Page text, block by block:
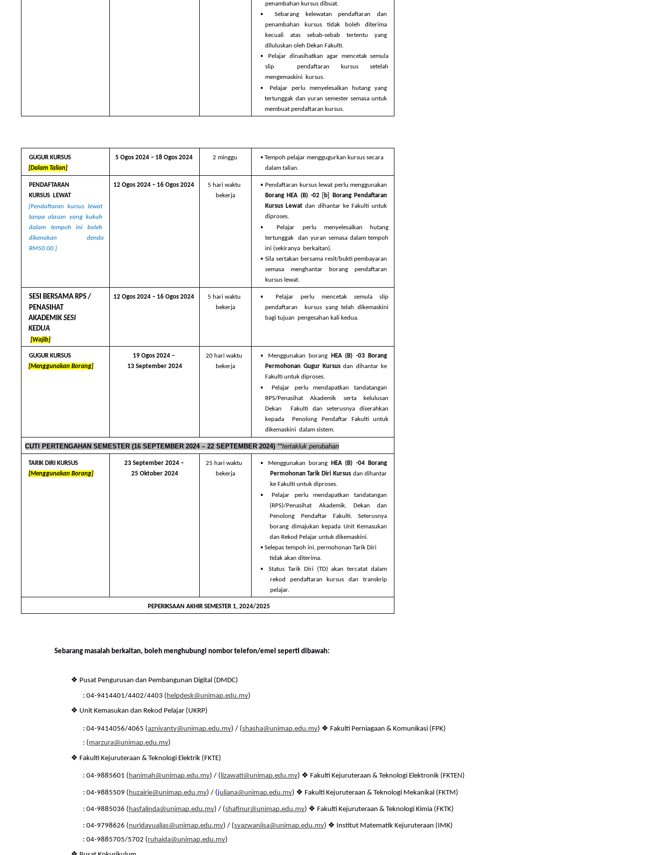
penambahan kursus dibuat.
▪
Sebarang kelewatan pendaftaran dan
penambahan kursus tidak boleh diterima
kecuali atas sebab-sebab tertentu yang
diluluskan oleh Dekan Fakulti.
▪
Pelajar dinasihatkan agar mencetak semula
slip  pendaftaran kursus setelah
mengemaskini  kursus.
▪
Pelajar perlu menyelesaikan hutang yang
tertunggak dan yuran semester semasa untuk
membuat pendaftaran kursus.
GUGUR KURSUS
[Dalam Talian]
5 Ogos 2024 – 18 Ogos 2024 2 minggu ▪ Tempoh pelajar menggugurkan kursus secara
dalam talian.
PENDAFTARAN
KURSUS  LEWAT
[Pendaftaran kursus lewat
tanpa alasan yang kukuh
dalam tempoh ini boleh
dikenakan denda
RM50.00.]
12 Ogos 2024 – 16 Ogos 2024
5 hari waktu
bekerja
▪
Borang HEA (B) -02 [b]
Borang Pendaftaran
Kursus Lewat dan dihantar ke Fakulti untuk
diproses.
▪
Pelajar perlu menyelesaikan hutang
tertunggak  dan yuran semasa dalam tempoh
ini (sekiranya  berkaitan).
▪ Sila sertakan bersama resit/bukti pembayaran
semasa menghantar borang pendaftaran
kursus lewat.
SESI BERSAMA RPS /
PENASIHAT
AKADEMIK SESI
KEDUA
[Wajib]
12 Ogos 2024 – 16 Ogos 2024
5 hari waktu
bekerja
▪
Pelajar perlu mencetak semula slip
pendaftaran  kursus yang telah dikemaskini
bagi tujuan  pengesahan kali kedua.
GUGUR KURSUS
[Menggunakan Borang]
19 Ogos 2024 –
13 September 2024
20 hari waktu
bekerja
▪ Menggunakan borang
HEA (B) -03 Borang
Permohonan Gugur Kursus dan dihantar ke
Fakulti untuk diproses.
▪
Pelajar perlu mendapatkan tandatangan
RPS/Penasihat Akademik serta kelulusan
Dekan  Fakulti dan seterusnya diserahkan
kepada  Penolong Pendaftar Fakulti untuk
dikemaskini  dalam sistem.
CUTI PERTENGAHAN SEMESTER (16 SEPTEMBER 2024 – 22 SEPTEMBER 2024) **tertakluk perubahan
TARIK DIRI KURSUS
[Menggunakan Borang]
23 September 2024 –
25 Oktober 2024
25 hari waktu
bekerja
▪ Menggunakan borang
HEA (B) -04 Borang
Permohonan Tarik Diri Kursus dan dihantar
ke Fakulti untuk diproses.
▪
Pelajar perlu mendapatkan tandatangan
(RPS)/Penasihat Akademik, Dekan dan
Penolong Pendaftar Fakulti. Seterusnya
borang dimajukan kepada Unit Kemasukan
dan Rekod Pelajar untuk dikemaskini.
▪ Selepas tempoh ini, permohonan Tarik Diri
tidak akan diterima.
▪
Status Tarik Diri (TD) akan tercatat dalam
rekod pendaftaran kursus dan transkrip
pelajar.
PEPERIKSAAN AKHIR SEMESTER 1, 2024/2025
Sebarang masalah berkaitan, boleh menghubungi nombor telefon/emel seperti dibawah:
❖ Pusat Pengurusan dan Pembangunan Digital (DMDC)
: 04-9414401/4402/4403 ( helpdesk@unimap.edu.my)
❖ Unit Kemasukan dan Rekod Pelajar (UKRP)
: 04-9414056/4065 (azniyanty@unimap.edu.my) / (shasha@unimap.edu.my) ❖ Fakulti Perniagaan & Komunikasi (FPK)
: ( marzura@unimap.edu.my)
❖ Fakulti Kejuruteraan & Teknologi Elektrik (FKTE)
: 04-9885601 (hanimah@unimap.edu.my) / (lizawati@unimap.edu.my) ❖ Fakulti Kejuruteraan & Teknologi Elektronik (FKTEN)
: 04-9885509 ( huzairie@unimap.edu.my) / (juliana@unimap.edu.my) ❖ Fakulti Kejuruteraan & Teknologi Mekanikal (FKTM)
: 04-9885036 ( hasfalinda@unimap.edu.my) / (shafinur@unimap.edu.my) ❖ Fakulti Kejuruteraan & Teknologi Kimia (FKTK)
: 04-9798626 (nuridayualias@unimap.edu.my) / (syazwaniisa@unimap.edu.my) ❖ Institut Matematik Kejuruteraan (IMK)
: 04-9885705/5702 (ruhaida@unimap.edu.my)